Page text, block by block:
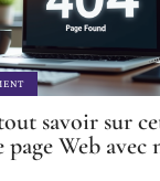
savoir sur
Web avec